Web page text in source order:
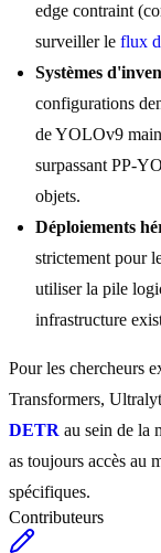
edge contraint
surveiller le flux
Systèmes
configurations
de YOLOv9
surpassant PP-
objets.
Déploiements
strictement pour
utiliser la pile
infrastructure
Pour les chercheurs
Transformers,
DETR au sein de la
as toujours accès au
spécifiques.
Contributeurs